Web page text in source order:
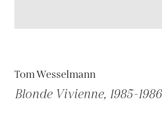
Tom Wesselmann
Blonde Vivienne, 1985-1986